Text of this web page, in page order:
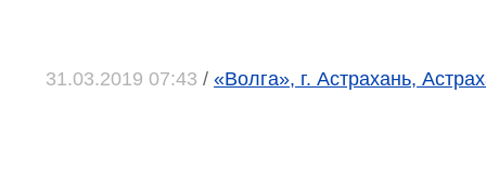
31.03.2019 07:43 / «Волга», г. Астрахань,